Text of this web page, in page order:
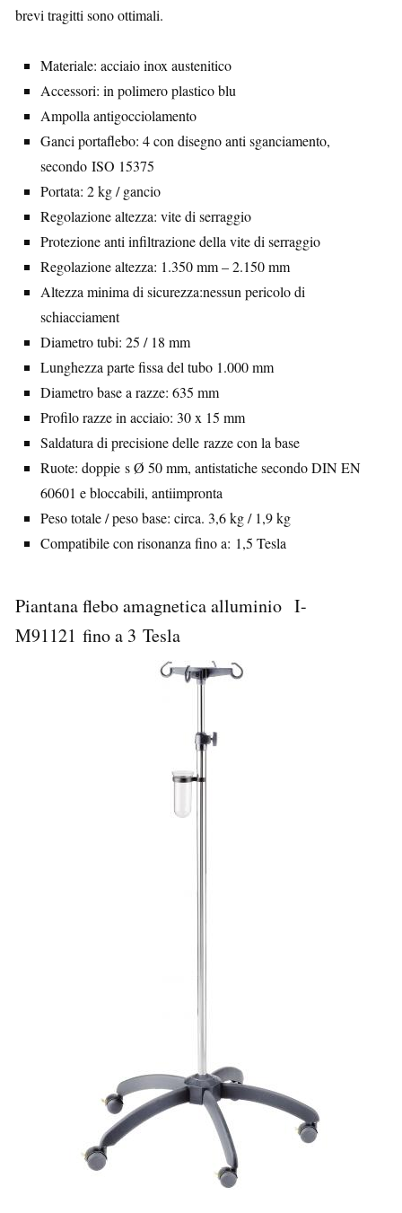
brevi tragitti sono ottimali.
Materiale: acciaio inox austenitico
Accessori: in polimero plastico blu
Ampolla antigocciolamento
Ganci portaflebo: 4 con disegno anti sganciamento,
secondo ISO 15375
Portata: 2 kg / gancio
Regolazione altezza: vite di serraggio
Protezione anti infiltrazione della vite di serraggio
Regolazione altezza: 1.350 mm – 2.150 mm
Altezza minima di sicurezza:nessun pericolo di
schiacciament
Diametro tubi: 25 / 18 mm
Lunghezza parte fissa del tubo 1.000 mm
Diametro base a razze: 635 mm
Profilo razze in acciaio: 30 x 15 mm
Saldatura di precisione delle razze con la base
Ruote: doppie s Ø 50 mm, antistatiche secondo DIN EN
60601 e bloccabili, antiimpronta
Peso totale / peso base: circa. 3,6 kg / 1,9 kg
Compatibile con risonanza fino a: 1,5 Tesla
Piantana flebo amagnetica alluminio I-
M91121 fino a 3 Tesla